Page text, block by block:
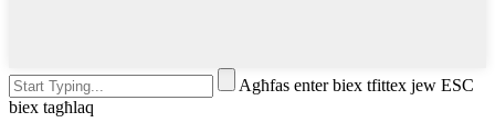
Agħfas enter biex tfittex jew ESC
biex tagħlaq